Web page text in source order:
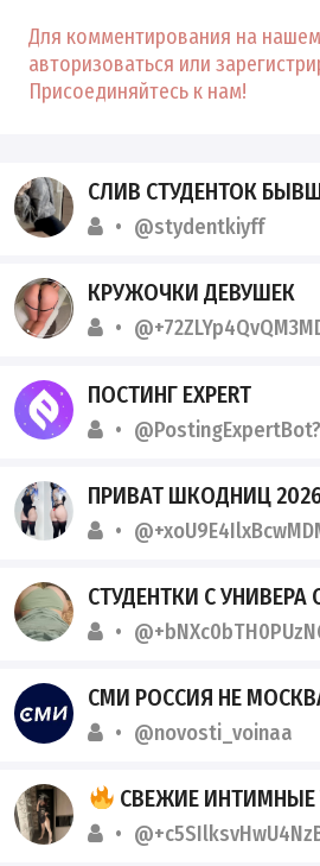
Для комментирования на
авторизоваться или
Присоединяйтесь к нам!
СЛИВ СТУДЕНТОК
@stydentkiyff
КРУЖОЧКИ ДЕВУШЕК
ПОСТИНГ EXPERT
ПРИВАТ ШКОДНИЦ
СТУДЕНТКИ С УНИВЕРА
СМИ РОССИЯ НЕ
@novosti_voinaa
СВЕЖИЕ ИНТИМНЫЕ